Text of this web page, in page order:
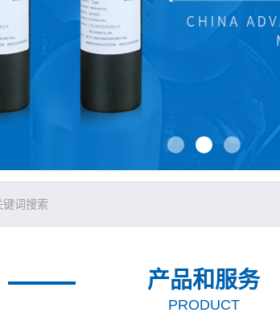
产品和服务
PRODUCT